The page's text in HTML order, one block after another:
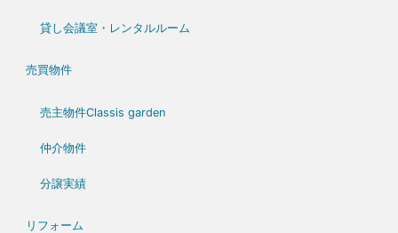
貸し会議室・レンタルルーム
売買物件
売主物件Classis garden
仲介物件
分譲実績
リフォーム